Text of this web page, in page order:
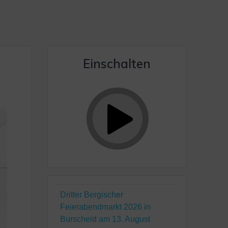
Einschalten
Dritter Bergischer
Feierabendmarkt 2026 in
Burscheid am 13. August